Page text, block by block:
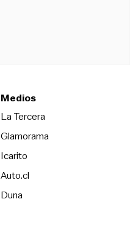
Medios
La TerceraOpens in new
Glamorama
Icarito
Auto.cl
DunaOpens in new window